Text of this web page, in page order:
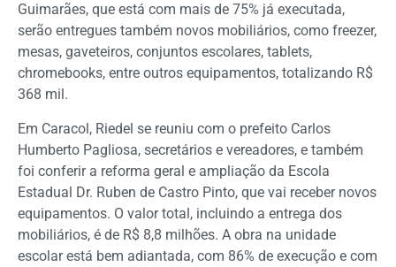
Guimarães, que está com mais de 75% já executada,
serão entregues também novos mobiliários, como freezer,
mesas, gaveteiros, conjuntos escolares, tablets,
chromebooks, entre outros equipamentos, totalizando R$
368 mil.
Em Caracol, Riedel se reuniu com o prefeito Carlos
Humberto Pagliosa, secretários e vereadores, e também
foi conferir a reforma geral e ampliação da Escola
Estadual Dr. Ruben de Castro Pinto, que vai receber novos
equipamentos. O valor total, incluindo a entrega dos
mobiliários, é de R$ 8,8 milhões. A obra na unidade
escolar está bem adiantada, com 86% de execução e com